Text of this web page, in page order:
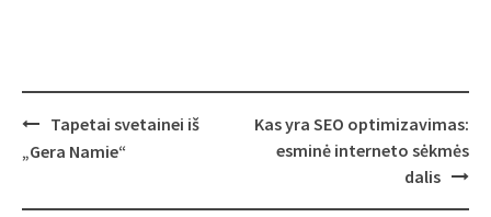
Post
navigation
Tapetai svetainei iš
„Gera Namie“
Kas yra SEO optimizavimas:
esminė interneto sėkmės
dalis